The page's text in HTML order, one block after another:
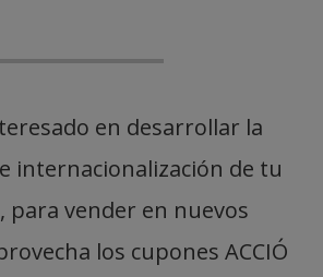
en desarrollar la
internacionalización de tu
para vender en nuevos
los cupones ACCIÓ